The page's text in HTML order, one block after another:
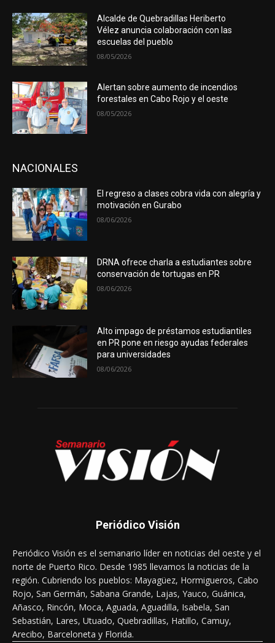
Alcalde de Quebradillas Heriberto
Vélez anuncia colaboración con las
escuelas del pueblo
08/05/2026
Alertan sobre aumento de incendios
forestales en Cabo Rojo y el oeste
08/05/2026
NACIONALES
El regreso a clases cobra vida con alegría y
motivación en Gurabo
08/06/2026
DRNA ofrece charla a estudiantes sobre
conservación de tortugas en PR
08/06/2026
Alto impago de préstamos estudiantiles
en PR pone en riesgo ayudas federales
para universidades
08/06/2026
Periódico Visión
Periódico Visión es el semanario líder en noticias del oeste y el
norte de Puerto Rico. Desde 1985 llevamos la noticias de la
región. Cubriendo los pueblos: Mayagüez, Hormigueros, Cabo
Rojo, San Germán, Sabana Grande, Lajas, Yauco, Guánica,
Añasco, Rincón, Moca, Aguada, Aguadilla, Isabela, San
Sebastián, Lares, Utuado, Quebradillas, Hatillo, Camuy,
Arecibo, Barceloneta y Florida.